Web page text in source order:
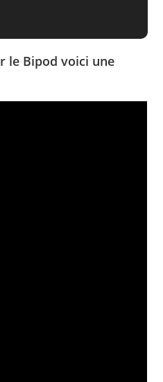
le Bipod voici une